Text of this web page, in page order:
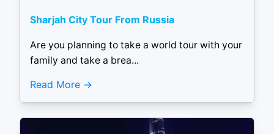
Sharjah City Tour From Russia
Are you planning to take a world tour with your
family and take a brea...
Read More